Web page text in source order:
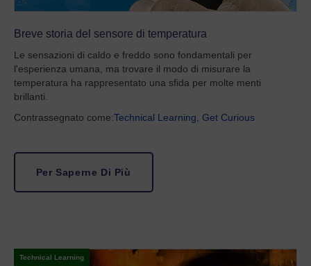
Breve storia del sensore di temperatura
Le sensazioni di caldo e freddo sono fondamentali per
l'esperienza umana, ma trovare il modo di misurare la
temperatura ha rappresentato una sfida per molte menti
brillanti.
Contrassegnato come:Technical Learning Get Curious
Per Saperne Di Più
Technical Learning